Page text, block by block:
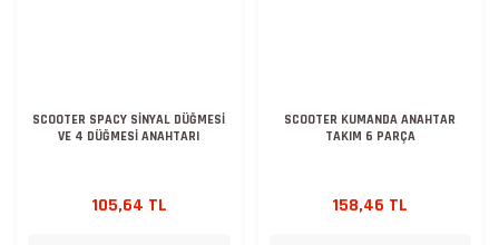
SCOOTER SPACY SİNYAL DÜĞMESİ
VE 4 DÜĞMESİ ANAHTARI
105,64 TL
SCOOTER KUMANDA ANAHTAR
TAKIM 6 PARÇA
158,46 TL